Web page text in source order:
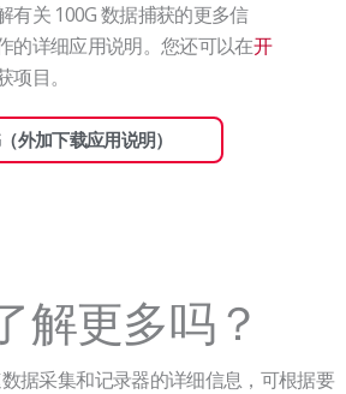
有关 100G 数据捕获的更多信
的详细应用说明。您还可以在开
项目。
外加下载应用说明）
解更多吗？
据采集和记录器的详细信息，可根据要